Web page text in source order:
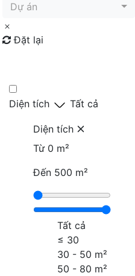
Dự án
Đặt lại
Diện tích Tất cả
Diện tích
Từ 0 m²
Đến 500 m²
Tất cả
≤ 30
30 - 50 m²
50 - 80 m²